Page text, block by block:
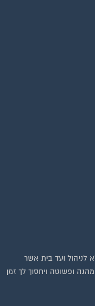
לניהול ועד בית אשר
ופשוטה ויחסוך לך זמן